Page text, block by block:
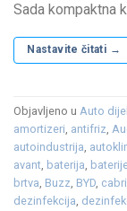
Sada kompaktna
Nastavite čitati →
Objavljeno u Auto
amortizeri, antifriz,
autoindustrija,
avant, baterija,
brtva, Buzz, BYD,
dezinfekcija,